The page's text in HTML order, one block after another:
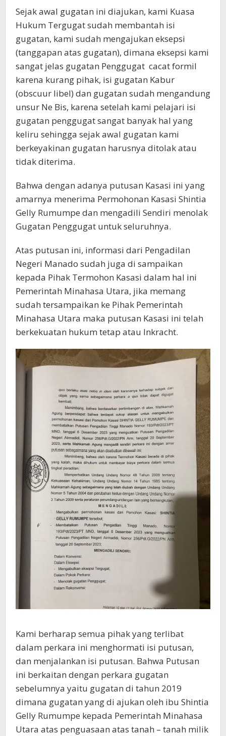
Sejak awal gugatan ini diajukan, kami Kuasa
Hukum Tergugat sudah membantah isi
gugatan, kami sudah mengajukan eksepsi
(tanggapan atas gugatan), dimana eksepsi kami
sangat jelas gugatan Penggugat cacat formil
karena kurang pihak, isi gugatan Kabur
(obscuur libel) dan gugatan sudah mengandung
unsur Ne Bis, karena setelah kami pelajari isi
gugatan penggugat sangat banyak hal yang
keliru sehingga sejak awal gugatan kami
berkeyakinan gugatan harusnya ditolak atau
tidak diterima.
Bahwa dengan adanya putusan Kasasi ini yang
amarnya menerima Permohonan Kasasi Shintia
Gelly Rumumpe dan mengadili Sendiri menolak
Gugatan Penggugat untuk seluruhnya.
Atas putusan ini, informasi dari Pengadilan
Negeri Manado sudah juga di sampaikan
kepada Pihak Termohon Kasasi dalam hal ini
Pemerintah Minahasa Utara, jika memang
sudah tersampaikan ke Pihak Pemerintah
Minahasa Utara maka putusan Kasasi ini telah
berkekuatan hukum tetap atau Inkracht.
Kami berharap semua pihak yang terlibat
dalam perkara ini menghormati isi putusan,
dan menjalankan isi putusan. Bahwa Putusan
ini berkaitan dengan perkara gugatan
sebelumnya yaitu gugatan di tahun 2019
dimana gugatan yang di ajukan oleh ibu Shintia
Gelly Rumumpe kepada Pemerintah Minahasa
Utara atas penguasaan atas tanah – tanah milik